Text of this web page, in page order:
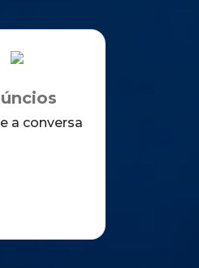
a conversa